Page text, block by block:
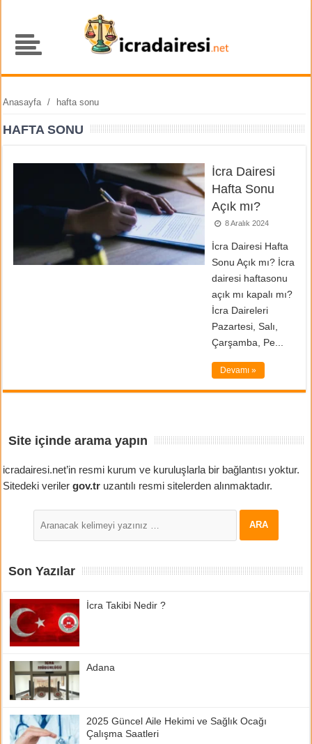
Anasayfa / hafta sonu
HAFTA SONU
İcra Dairesi
Hafta Sonu
Açık mı?
8 Aralık 2024
İcra Dairesi Hafta
Sonu Açık mı? İcra
dairesi haftasonu
açık mı kapalı mı?
İcra Daireleri
Pazartesi, Salı,
Çarşamba, Pe...
Devamı »
Site içinde arama yapın
icradairesi.net’in resmi kurum ve kuruluşlarla bir bağlantısı yoktur.
Sitedeki verilergov.tr uzantılı resmi sitelerden alınmaktadır.
Son Yazılar
İcra Takibi Nedir ?
Adana
2025 Güncel Aile Hekimi ve Sağlık Ocağı
Çalışma Saatleri